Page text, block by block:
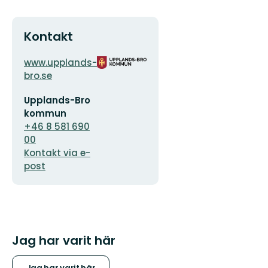
Kontakt
Adress
www.upplands-
bro.se
postadress
Upplands-Bro
kommun
+46 8 581 690
00
Kontakt via e-
post
Organisationens
Jag har varit här